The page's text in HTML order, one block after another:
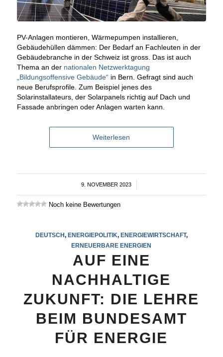
PV-Anlagen montieren, Wärmepumpen installieren,
Gebäudehüllen dämmen: Der Bedarf an Fachleuten in der
Gebäudebranche in der Schweiz ist gross. Das ist auch
Thema an der nationalen Netzwerktagung
„Bildungsoffensive Gebäude“ in Bern. Gefragt sind auch
neue Berufsprofile. Zum Beispiel jenes des
Solarinstallateurs, der Solarpanels richtig auf Dach und
Fassade anbringen oder Anlagen warten kann.
Weiterlesen
9. NOVEMBER 2023
/
Noch keine Bewertungen
DEUTSCH, ENERGIEPOLITIK, ENERGIEWIRTSCHAFT,
ERNEUERBARE ENERGIEN
AUF EINE
NACHHALTIGE
ZUKUNFT: DIE LEHRE
BEIM BUNDESAMT
FÜR ENERGIE